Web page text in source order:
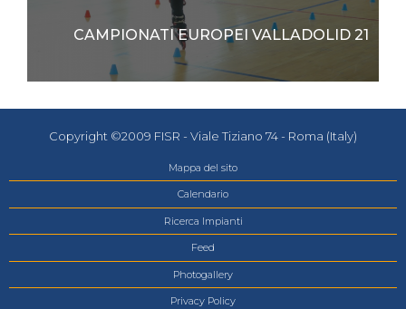
CAMPIONATI EUROPEI VALLADOLID 21
Copyright ©2009 FISR - Viale Tiziano 74 - Roma (Italy)
Mappa del sito
Calendario
Ricerca Impianti
Feed
Photogallery
Privacy Policy